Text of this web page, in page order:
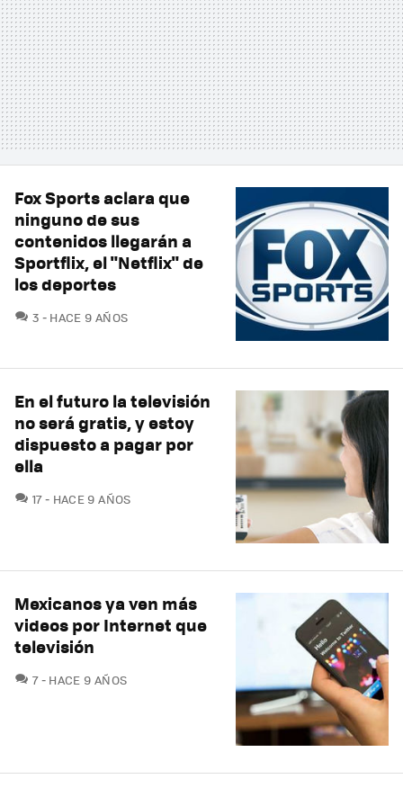
Fox Sports aclara que
ninguno de sus
contenidos llegarán a
Sportflix, el "Netflix" de
los deportes
3 COMENTARIOS
HACE 9 AÑOS
En el futuro la televisión
no será gratis, y estoy
dispuesto a pagar por
ella
17COMENTARIOS
HACE 9 AÑOS
Mexicanos ya ven más
videos por Internet que
televisión
7COMENTARIOS
HACE 9 AÑOS